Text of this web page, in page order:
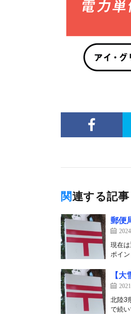
関連する記事
郵便
現在
ポイ
【
北陸3
で続